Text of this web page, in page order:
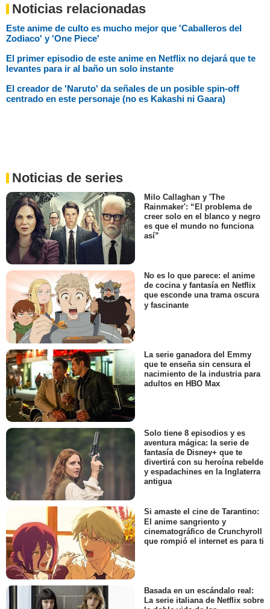
Noticias relacionadas
Este anime de culto es mucho mejor que 'Caballeros del
Zodiaco' y 'One Piece'
El primer episodio de este anime en Netflix no dejará que te
levantes para ir al baño un solo instante
El creador de 'Naruto' da señales de un posible spin-off
centrado en este personaje (no es Kakashi ni Gaara)
Noticias de series
Milo Callaghan y 'The
Rainmaker': “El problema de
creer solo en el blanco y negro
es que el mundo no funciona
así”
No es lo que parece: el anime
de cocina y fantasía en Netflix
que esconde una trama oscura
y fascinante
La serie ganadora del Emmy
que te enseña sin censura el
nacimiento de la industria para
adultos en HBO Max
Solo tiene 8 episodios y es
aventura mágica: la serie de
fantasía de Disney+ que te
divertirá con su heroína rebelde
y espadachines en la Inglaterra
antigua
Si amaste el cine de Tarantino:
El anime sangriento y
cinematográfico de Crunchyroll
que rompió el internet es para ti
Basada en un escándalo real:
La serie italiana de Netflix sobre